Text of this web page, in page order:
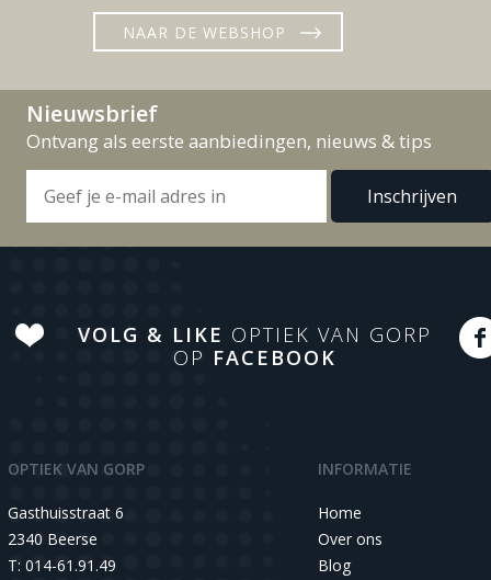
NAAR DE WEBSHOP
Nieuwsbrief
Ontvang als eerste aanbiedingen, nieuws & tips
VOLG & LIKE OPTIEK VAN GORP
OP FACEBOOK
OPTIEK VAN GORP
Gasthuisstraat 6
2340 Beerse
T: 014-61.91.49
INFORMATIE
Home
Over ons
Blog